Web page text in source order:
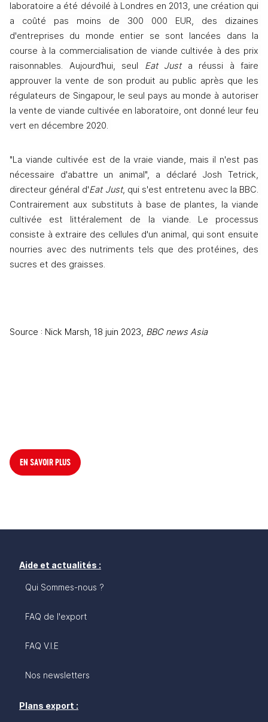
laboratoire a été dévoilé à Londres en 2013, une création qui
a coûté pas moins de 300 000 EUR, des dizaines
d'entreprises du monde entier se sont lancées dans la
course à la commercialisation de viande cultivée à des prix
raisonnables. Aujourd’hui, seul Eat Just a réussi à faire
approuver la vente de son produit au public après que les
régulateurs de Singapour, le seul pays au monde à autoriser
la vente de viande cultivée en laboratoire, ont donné leur feu
vert en décembre 2020.
"La viande cultivée est de la vraie viande, mais il n'est pas
nécessaire d'abattre un animal", a déclaré Josh Tetrick,
directeur général d'Eat Just, qui s'est entretenu avec la BBC.
Contrairement aux substituts à base de plantes, la viande
cultivée est littéralement de la viande. Le processus
consiste à extraire des cellules d'un animal, qui sont ensuite
nourries avec des nutriments tels que des protéines, des
sucres et des graisses.
Source : Nick Marsh, 18 juin 2023, BBC news Asia
EN SAVOIR PLUS
Aide et actualités :
Qui Sommes-nous ?
FAQ de l'export
FAQ V.I.E
Nos newsletters
Plans export :